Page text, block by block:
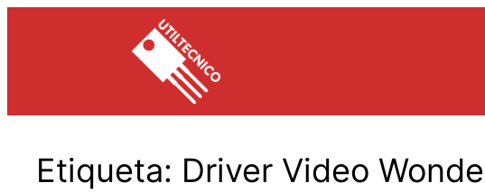
Etiqueta: Driver Video